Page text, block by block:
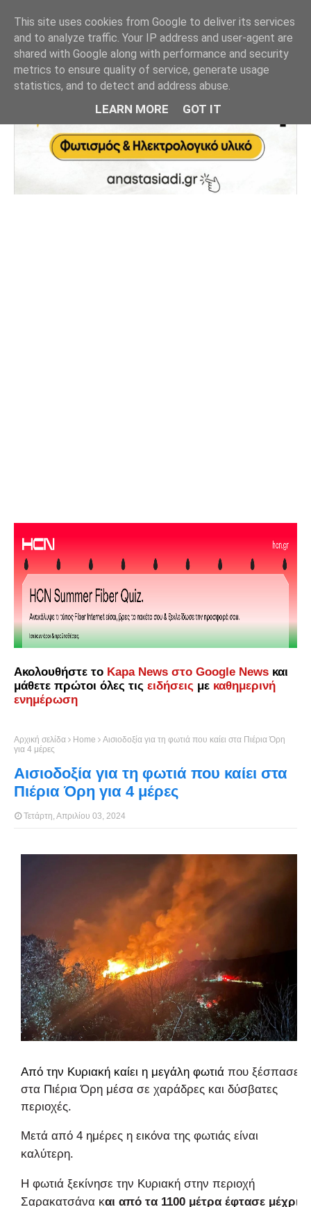
Ακολουθήστε το Kapa News στο Google News και
μάθετε πρώτοι όλες τις ειδήσεις με καθημερινή
ενημέρωση
Αρχική σελίδα Home
Αισιοδοξία για τη φωτιά που καίει στα Πιέρια Όρη
για 4 μέρες
Αισιοδοξία για τη φωτιά που καίει στα
Πιέρια Όρη για 4 μέρες
Τετάρτη, Απριλίου 03, 2024
Από την Κυριακή καίει η μεγάλη φωτιά που ξέσπασε
στα Πιέρια Όρη μέσα σε χαράδρες και δύσβατες
περιοχές.
Μετά από 4 ημέρες η εικόνα της φωτιάς είναι
καλύτερη.
Η φωτιά ξεκίνησε την Κυριακή στην περιοχή
Σαρακατσάνα και από τα 1100 μέτρα έφτασε μέχρι
This site uses cookies from Google to deliver its services
and to analyze traffic. Your IP address and user-agent are
shared with Google along with performance and security
metrics to ensure quality of service, generate usage
statistics, and to detect and address abuse.
LEARN MORE GOT IT